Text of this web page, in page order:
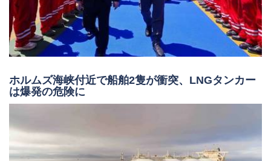
ホルムズ海峡付近で船舶2隻が衝突、LNGタンカー
は爆発の危険に